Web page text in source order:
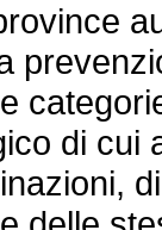
di cui